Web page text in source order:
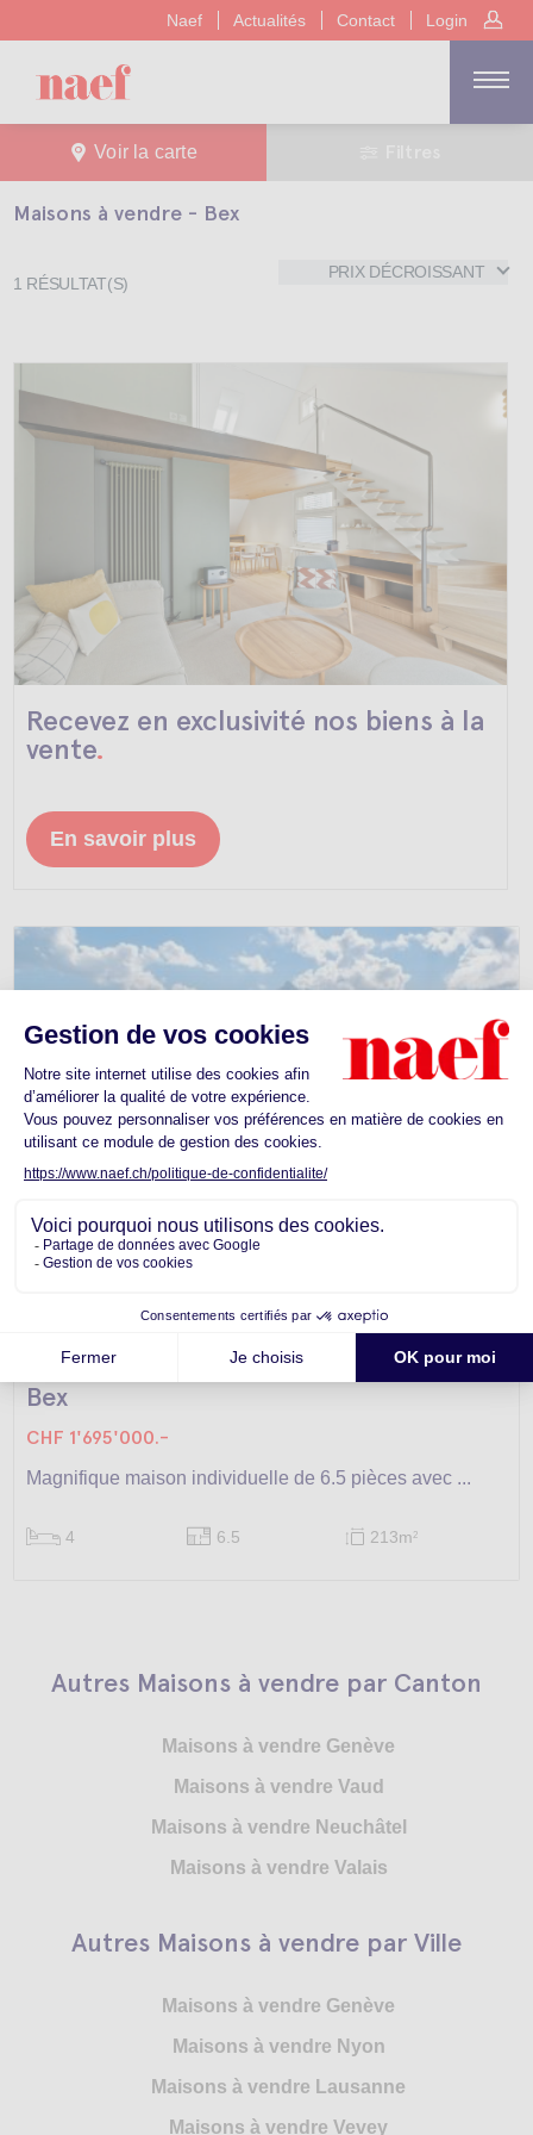
Naef Actualités Contact Login
Voir la carte
Maisons à vendre - Bex
1 RÉSULTAT(S)
PRIX DÉCROISSANT
Recevez en exclusivité nos biens à la
vente.
En savoir plus
Maison -
Bex
CHF 1'695'000.-
Magnifique maison individuelle de 6.5 pièces avec ...
4 6.5 213m2
Autres Maisons à vendre par Canton
Maisons à vendre Genève
Maisons à vendre Vaud
Maisons à vendre Neuchâtel
Maisons à vendre Valais
Autres Maisons à vendre par Ville
Maisons à vendre Genève
Maisons à vendre Nyon
Maisons à vendre Lausanne
Maisons à vendre Vevey